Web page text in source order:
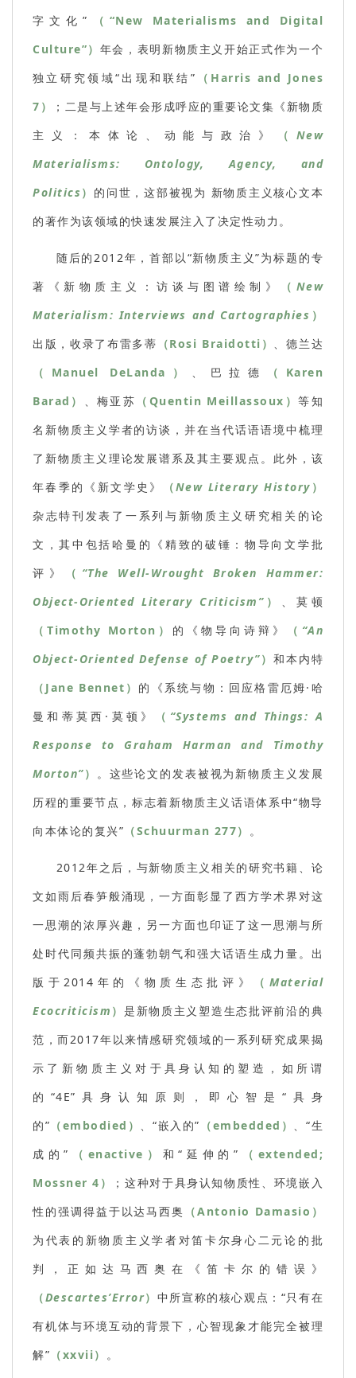
字文化” （“New Materialisms and Digital
Culture”） 年会，表明新物质主义开始正式作为一个
独立研究领域“出现和联结” （Harris and Jones
7）
；二是与上述年会形成呼应的重要论文集《新物质
主义：本体论、动能与政治》
（ New
Materialisms: Ontology, Agency, and
Politics ） 的问世，这部被视为 新物质主义核心文本
的著作为该领域的快速发展注入了决定性动力。
随后的2012年，首部以“新物质主义”为标题的专
著《新物质主义：访谈与图谱绘制》
（ New
Materialism: Interviews and Cartographies ）
出版，收录了布雷多蒂 （Rosi Braidotti） 、德兰达
（Manuel DeLanda） 、巴拉德
（Karen
Barad） 、梅亚苏 （Quentin Meillassoux）等知
名新物质主义学者的访谈，并在当代话语语境中梳理
了新物质主义理论发展谱系及其主要观点。此外，该
年春季的《新文学史》
（New Literary History ）
杂志特刊发表了一系列与新物质主义研究相关的论
文，其中包括哈曼的《精致的破锤：物导向文学批
评》
（ “The Well-Wrought Broken Hammer:
Object-Oriented Literary Criticism” ） 、莫顿
（Timothy Morton） 的《物导向诗辩》 （ “An
Object-Oriented Defense of Poetry”）和本内特
（Jane Bennet） 的《系统与物：回应格雷厄姆·哈
曼和蒂莫西·莫顿》
（ “Systems and Things: A
Response to Graham Harman and Timothy
Morton”） 。这些论文的发表被视为新物质主义发展
历程的重要节点，标志着新物质主义话语体系中“物导
向本体论的复兴” （Schuurman 277） 。
2012年之后，与新物质主义相关的研究书籍、论
文如雨后春笋般涌现，一方面彰显了西方学术界对这
一思潮的浓厚兴趣，另一方面也印证了这一思潮与所
处时代同频共振的蓬勃朝气和强大话语生成力量。出
版于2014年的《物质生态批评》
（Material
Ecocriticism ） 是新物质主义塑造生态批评前沿的典
范，而2017年以来情感研究领域的一系列研究成果揭
示了新物质主义对于具身认知的塑造，如所谓
的“4E”具身认知原则，即心智是“具身
的” （embodied） 、“嵌入的” （embedded） 、“生
成的” （enactive） 和“延伸的” （extended;
Mossner 4）
；这种对于具身认知物质性、环境嵌入
性的强调得益于以达马西奥 （Antonio Damasio）
为代表的新物质主义学者对笛卡尔身心二元论的批
判，正如达马西奥在《笛卡尔的错误》
（Descartes’Error） 中所宣称的核心观点：“只有在
有机体与环境互动的背景下，心智现象才能完全被理
解” （xxvii） 。